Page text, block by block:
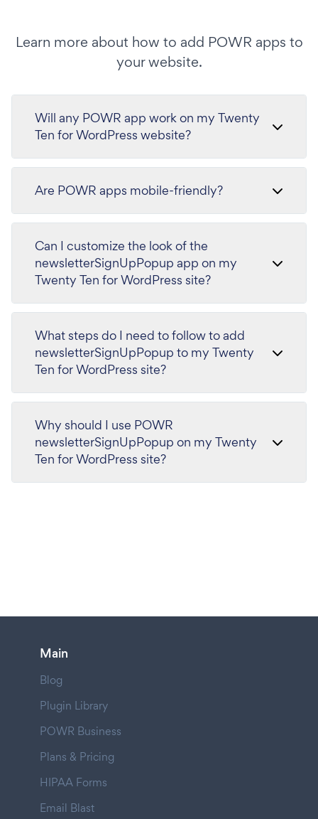
Learn more about how to add POWR apps to
your website.
Will any POWR app work on my Twenty
Ten for WordPress website?
Are POWR apps mobile-friendly?
Can I customize the look of the
newsletterSignUpPopup app on my
Twenty Ten for WordPress site?
What steps do I need to follow to add
newsletterSignUpPopup to my Twenty
Ten for WordPress site?
Why should I use POWR
newsletterSignUpPopup on my Twenty
Ten for WordPress site?
Main
Blog
Plugin Library
POWR Business
Plans & Pricing
HIPAA Forms
Email Blast